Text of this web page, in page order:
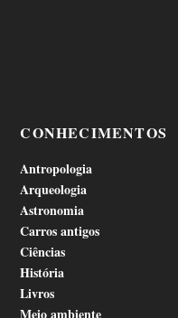
CONHECIMENTOS
Antropologia
Arqueologia
Astronomia
Carros antigos
Ciências
História
Livros
Meio ambiente